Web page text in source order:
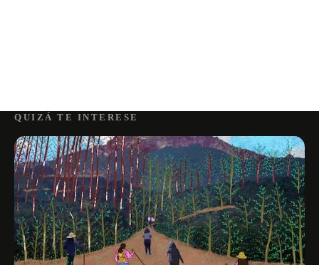
QUIZÁ TE INTERESE